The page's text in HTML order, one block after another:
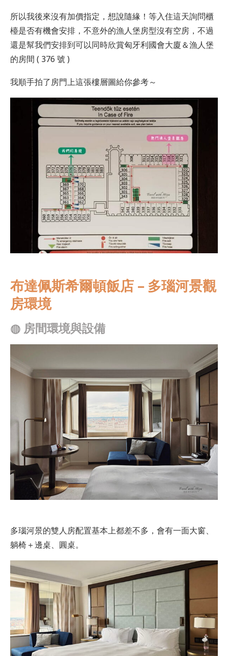
所以我後來沒有加價指定，想說隨緣！等入住這天詢問櫃
檯是否有機會安排，不意外的漁人堡房型沒有空房，不過
還是幫我們安排到可以同時欣賞匈牙利國會大廈＆漁人堡
的房間 ( 376 號 )
我順手拍了房門上這張樓層圖給你參考～
布達佩斯希爾頓飯店 – 多瑙河景觀
房環境
◍ 房間環境與設備
多瑙河景的雙人房配置基本上都差不多，會有一面大窗、
躺椅＋邊桌、圓桌。